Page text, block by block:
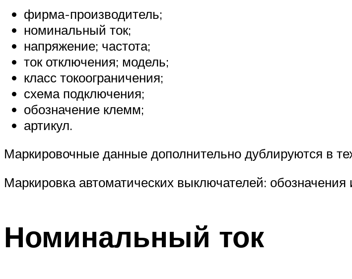
фирма-производитель;
номинальный ток;
напряжение; частота;
ток отключения; модель;
класс токоограничения;
схема подключения;
обозначение клемм;
артикул.
Маркировочные данные дополнительно дублируются в
Маркировка автоматических выключателей: обозначения
Номинальный ток